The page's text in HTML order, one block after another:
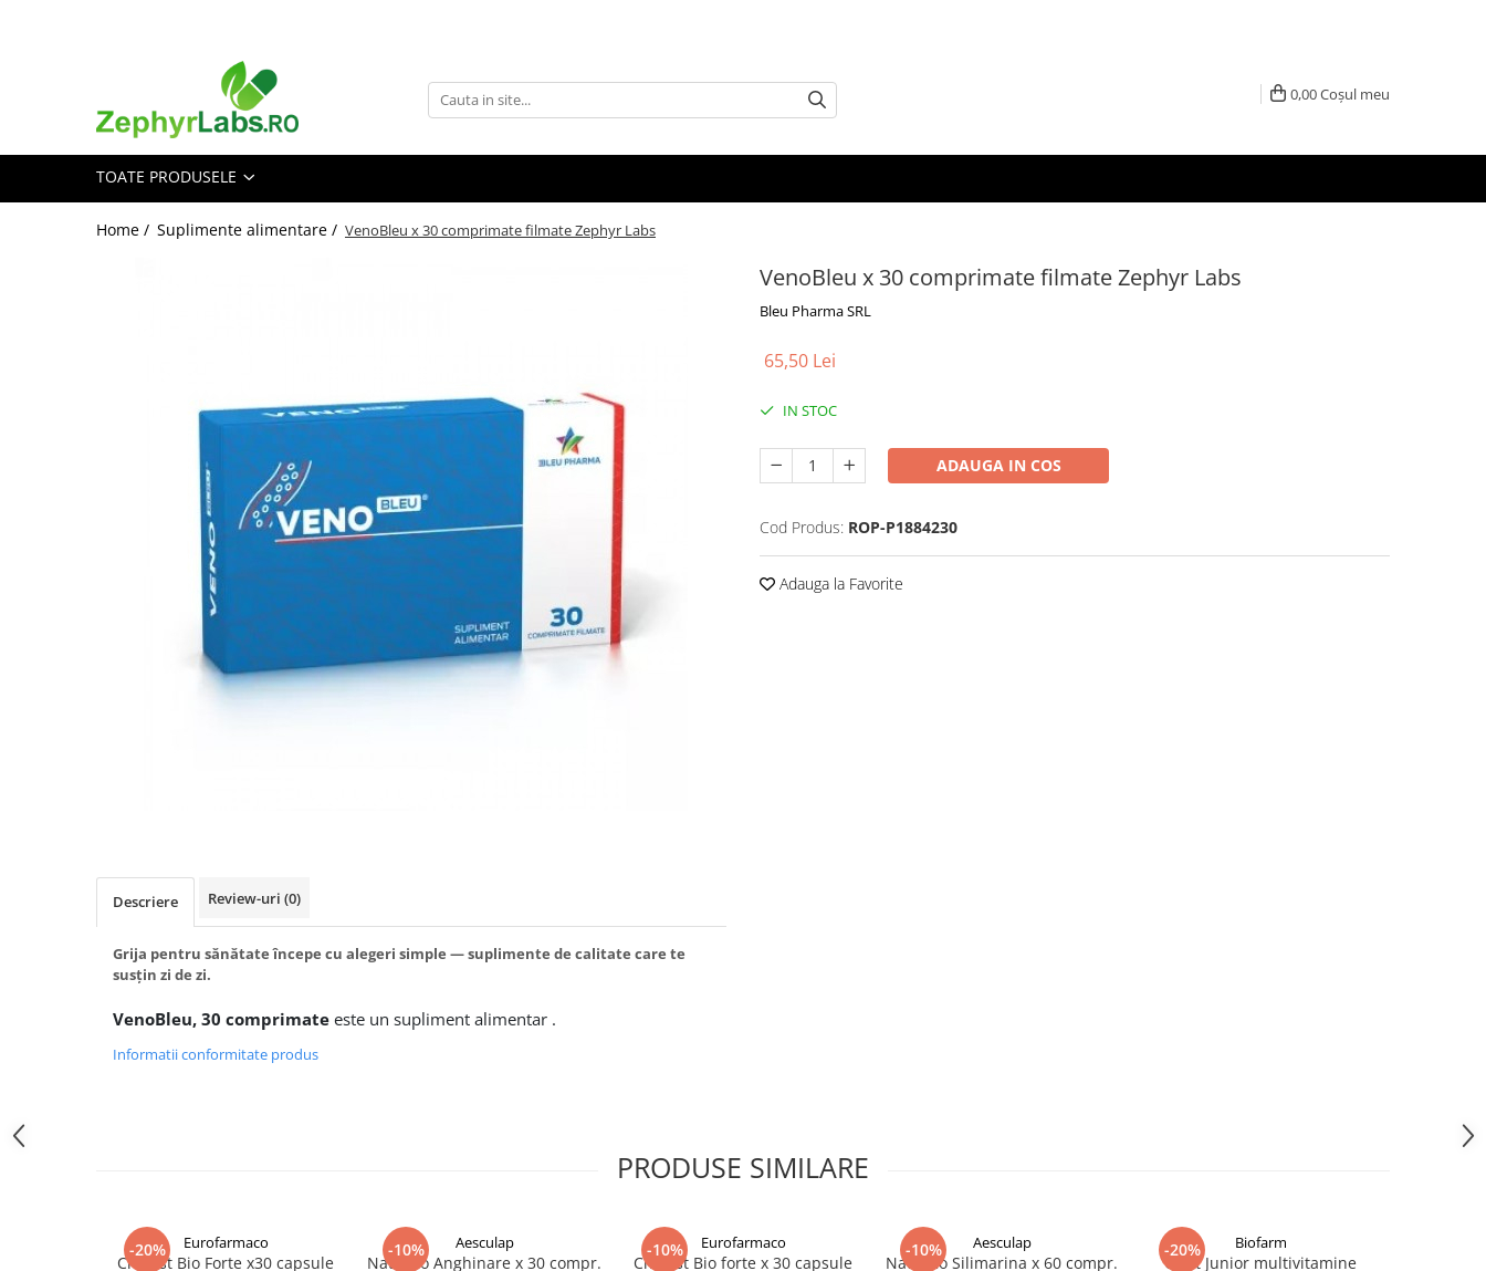
Alimentatie sanatoasa
Suplimente alimentare copii
Produse pentru ingrijire si
Igiena intima
Produse anti-insecte
Protectie solara
Altele-Produse pentru ingrijire si
Plasturi
Tonice sexuale
0,00Coșul meu
TOATE PRODUSELE
Home / Suplimente alimentare / VenoBleu x 30 comprimate filmate Zephyr Labs
VenoBleu x 30 comprimate filmate Zephyr Labs
Bleu Pharma SRL
65,50 Lei
IN STOC
ADAUGA IN COS
Cod Produs: ROP-P1884230
Adauga la Favorite
Descriere Review-uri (0)
Grija pentru sănătate începe cu alegeri simple — suplimente de calitate care te
susțin zi de zi.
VenoBleu, 30 comprimate este un supliment alimentar .
Informatii conformitate produs
PRODUSE SIMILARE
-20% Eurofarmaco
Cholest Bio Forte x30 capsule
-10% Aesculap
NaturRo Anghinare x 30 compr.
-10% Eurofarmaco
Cholest Bio forte x 30 capsule
-10% Aesculap
NaturRo Silimarina x 60 compr.
-20% Biofarm
Cavit Junior multivitamine